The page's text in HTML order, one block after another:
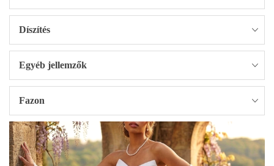
Díszítés
Egyéb jellemzők
Fazon